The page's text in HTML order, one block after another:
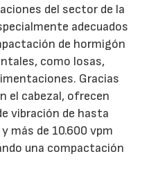
del sector de la
adecuados
de hormigón
como losas,
Gracias
el cabezal, ofrecen
vibración de hasta
más de 10.600 vpm
una compactación